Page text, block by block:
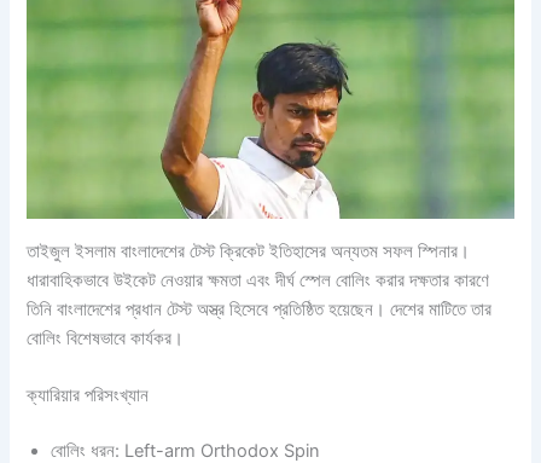
তাইজুল ইসলাম বাংলাদেশের টেস্ট ক্রিকেট ইতিহাসের অন্যতম সফল স্পিনার।
ধারাবাহিকভাবে উইকেট নেওয়ার ক্ষমতা এবং দীর্ঘ স্পেল বোলিং করার দক্ষতার কারণে
তিনি বাংলাদেশের প্রধান টেস্ট অস্ত্র হিসেবে প্রতিষ্ঠিত হয়েছেন। দেশের মাটিতে তার
বোলিং বিশেষভাবে কার্যকর।
ক্যারিয়ার পরিসংখ্যান
বোলিং ধরন: Left-arm Orthodox Spin